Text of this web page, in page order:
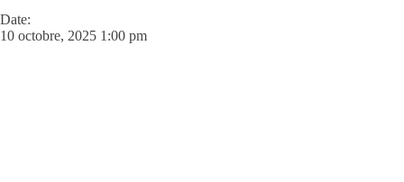
Date:
10 octobre, 2025 1:00 pm